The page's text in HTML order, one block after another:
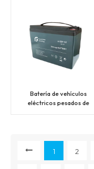
Batería de vehículos
eléctricos pesados de
1 2